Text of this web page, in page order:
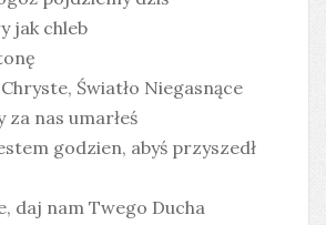
jak chleb
Światło Niegasnące
za nas umarłeś
godzien, abyś przyszedł
daj nam Twego Ducha